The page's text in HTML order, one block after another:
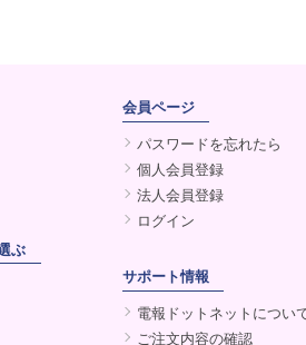
ぶ
会員ページ
パスワードを忘れたら
個人会員登録
法人会員登録
ログイン
サポート情報
電報ドットネットについ
ご注文内容の確認